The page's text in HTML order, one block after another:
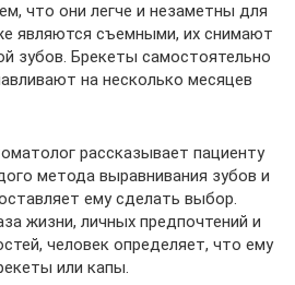
что они легче и незаметны для
являются съемными, их снимают
зубов. Брекеты самостоятельно
на несколько месяцев
рассказывает пациенту
метода выравнивания зубов и
ему сделать выбор.
жизни, личных предпочтений и
человек определяет, что ему
или капы.